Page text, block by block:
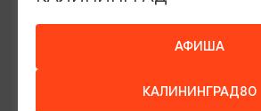
АФИША
КАЛИНИНГРАД80